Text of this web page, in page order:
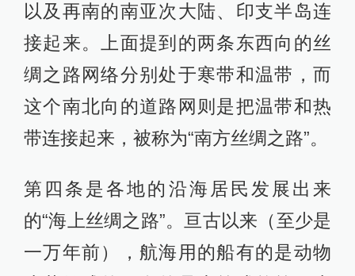
以及再南的南亚次大陆、印支半岛连
接起来。上面提到的两条东西向的丝
绸之路网络分别处于寒带和温带，而
这个南北向的道路网则是把温带和热
带连接起来，被称为“南方丝绸之路”。
第四条是各地的沿海居民发展出来
的“海上丝绸之路”。亘古以来（至少是
一万年前），航海用的船有的是动物